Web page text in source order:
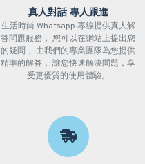
真人對話 專人跟進
生活時尚 Whatsapp 專線提供真人解
答問題服務， 您可以在網站上提出您
的疑問， 由我們的專業團隊為您提供
精準的解答， 讓您快速解決問題，享
受更優質的使用體驗。